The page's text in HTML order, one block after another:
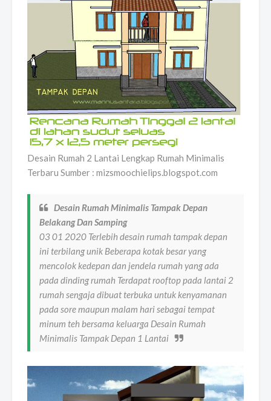
Desain Rumah 2 Lantai Lengkap Rumah Minimalis
Terbaru Sumber : mizsmoochielips.blogspot.com
Desain Rumah Minimalis Tampak Depan
Belakang Dan Samping
03 01 2020 Terlebih desain rumah tampak depan
ini terbilang unik Beberapa kotak besar yang
mencolok kedepan dan jendela rumah yang ada
pada dinding rumah Terdapat rooftop pada lantai 2
rumah sengaja dibuat terbuka untuk kenyamanan
pada sore maupun malam hari sebagai tempat
minum teh bersama keluarga Desain Rumah
Minimalis Tampak Depan 1 Lantai